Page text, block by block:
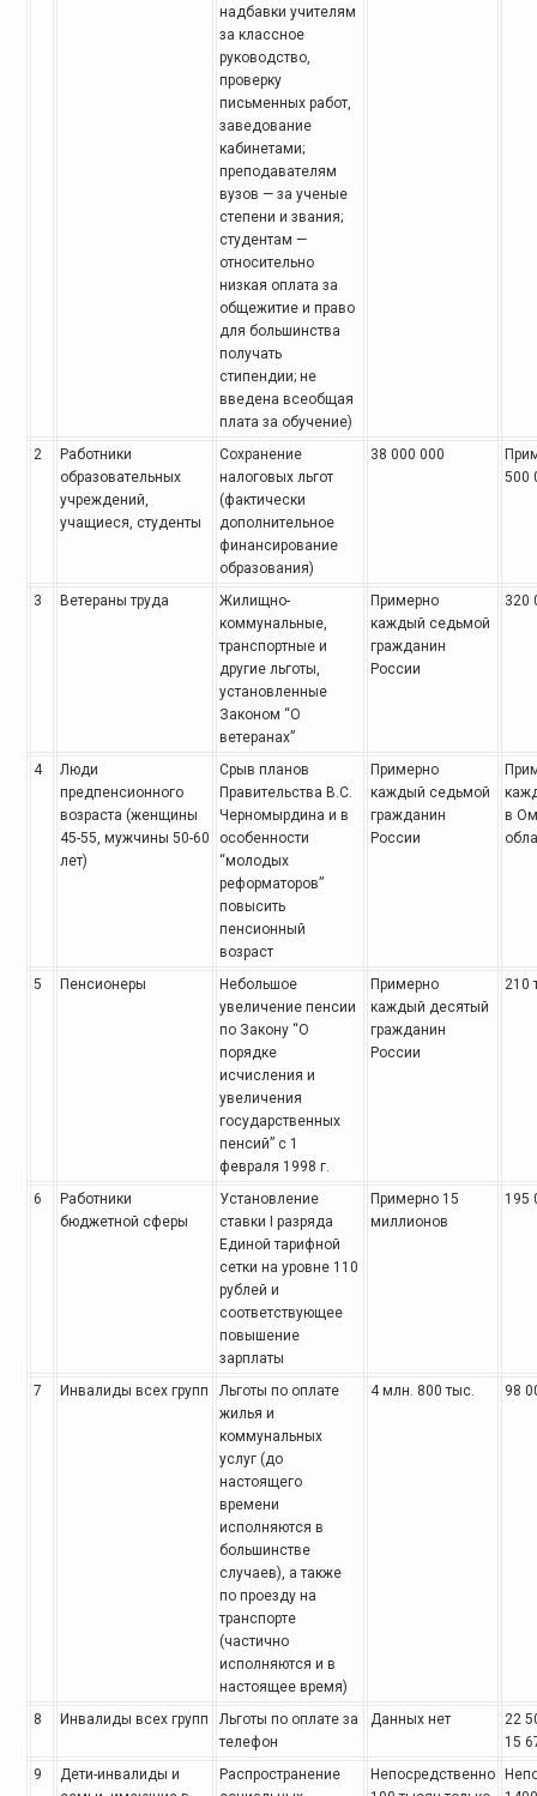
надбавки учителям
за классное
руководство,
проверку
письменных работ,
заведование
кабинетами;
преподавателям
вузов — за ученые
степени и звания;
студентам —
относительно
низкая оплата за
общежитие и право
для большинства
получать
стипендии; не
введена всеобщая
плата за обучение)
2
Работники
образовательных
учреждений,
учащиеся, студенты
Сохранение
налоговых льгот
(фактически
дополнительное
финансирование
образования)
38 000 000
500
3 Ветераны труда
Жилищно-
коммунальные,
транспортные и
другие льготы,
установленные
Законом “О
ветеранах”
Примерно
каждый седьмой
гражданин
России
320
4
Люди
предпенсионного
возраста (женщины
45-55, мужчины 50-60
лет)
Срыв планов
Правительства В.С.
Черномырдина и в
особенности
“молодых
реформаторов”
повысить
пенсионный
возраст
Примерно
каждый седьмой
гражданин
России
в
5 Пенсионеры
Небольшое
увеличение пенсии
по Закону “О
порядке
исчисления и
увеличения
государственных
пенсий” с 1
февраля 1998 г.
Примерно
каждый десятый
гражданин
России
210
6
Работники
бюджетной сферы
Установление
ставки I разряда
Единой тарифной
сетки на уровне 110
рублей и
соответствующее
повышение
зарплаты
Примерно 15
миллионов
195
7 Инвалиды всех групп
Льготы по оплате
жилья и
коммунальных
услуг (до
настоящего
времени
исполняются в
большинстве
случаев), а также
по проезду на
транспорте
(частично
исполняются и в
настоящее время)
4 млн. 800 тыс. 98
8 Инвалиды всех групп
Льготы по оплате за
телефон
Данных нет
22
15
9
Дети-инвалиды и
Распространение
Непосредственно